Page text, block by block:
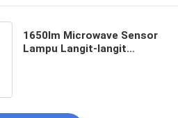
1650lm Microwave Sensor
Lampu Langit-langit